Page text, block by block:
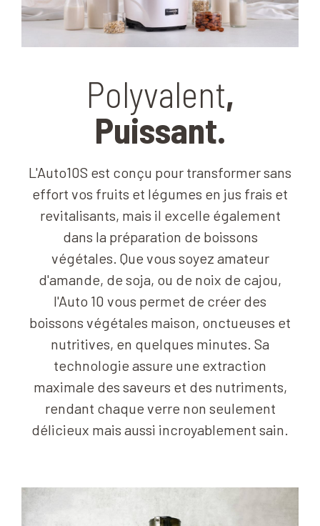
Polyvalent,
Puissant.
L'Auto10S est conçu pour transformer sans
effort vos fruits et légumes en jus frais et
revitalisants, mais il excelle également
dans la préparation de boissons
végétales. Que vous soyez amateur
d'amande, de soja, ou de noix de cajou,
l'Auto 10 vous permet de créer des
boissons végétales maison, onctueuses et
nutritives, en quelques minutes. Sa
technologie assure une extraction
maximale des saveurs et des nutriments,
rendant chaque verre non seulement
délicieux mais aussi incroyablement sain.